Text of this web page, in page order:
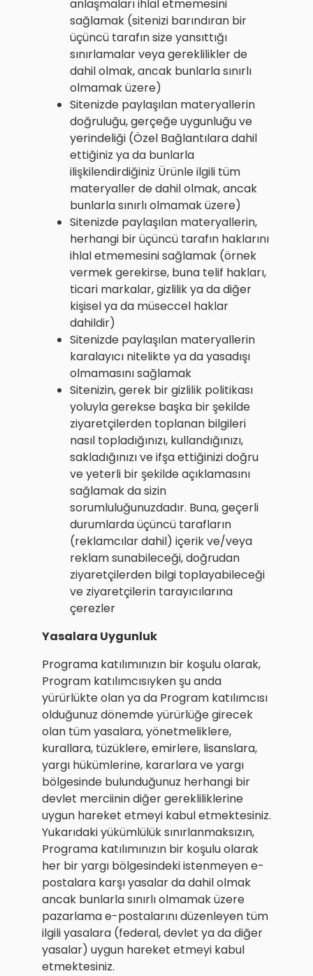
anlaşmaları ihlal etmemesini
sağlamak (sitenizi barındıran bir
üçüncü tarafın size yansıttığı
sınırlamalar veya gereklilikler de
dahil olmak, ancak bunlarla sınırlı
olmamak üzere)
Sitenizde paylaşılan materyallerin
doğruluğu, gerçeğe uygunluğu ve
yerindeliği (Özel Bağlantılara dahil
ettiğiniz ya da bunlarla
ilişkilendirdiğiniz Ürünle ilgili tüm
materyaller de dahil olmak, ancak
bunlarla sınırlı olmamak üzere)
Sitenizde paylaşılan materyallerin,
herhangi bir üçüncü tarafın haklarını
ihlal etmemesini sağlamak (örnek
vermek gerekirse, buna telif hakları,
ticari markalar, gizlilik ya da diğer
kişisel ya da müseccel haklar
dahildir)
Sitenizde paylaşılan materyallerin
karalayıcı nitelikte ya da yasadışı
olmamasını sağlamak
Sitenizin, gerek bir gizlilik politikası
yoluyla gerekse başka bir şekilde
ziyaretçilerden toplanan bilgileri
nasıl topladığınızı, kullandığınızı,
sakladığınızı ve ifşa ettiğinizi doğru
ve yeterli bir şekilde açıklamasını
sağlamak da sizin
sorumluluğunuzdadır. Buna, geçerli
durumlarda üçüncü tarafların
(reklamcılar dahil) içerik ve/veya
reklam sunabileceği, doğrudan
ziyaretçilerden bilgi toplayabileceği
ve ziyaretçilerin tarayıcılarına
çerezler
Yasalara Uygunluk
Programa katılımınızın bir koşulu olarak,
Program katılımcısıyken şu anda
yürürlükte olan ya da Program katılımcısı
olduğunuz dönemde yürürlüğe girecek
olan tüm yasalara, yönetmeliklere,
kurallara, tüzüklere, emirlere, lisanslara,
yargı hükümlerine, kararlara ve yargı
bölgesinde bulunduğunuz herhangi bir
devlet merciinin diğer gerekliliklerine
uygun hareket etmeyi kabul etmektesiniz.
Yukarıdaki yükümlülük sınırlanmaksızın,
Programa katılımınızın bir koşulu olarak
her bir yargı bölgesindeki istenmeyen e-
postalara karşı yasalar da dahil olmak
ancak bunlarla sınırlı olmamak üzere
pazarlama e-postalarını düzenleyen tüm
ilgili yasalara (federal, devlet ya da diğer
yasalar) uygun hareket etmeyi kabul
etmektesiniz.